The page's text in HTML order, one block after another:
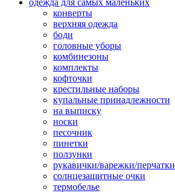
одежда для самых маленьких
конверты
верхняя одежда
боди
головные уборы
комбинезоны
комплекты
кофточки
крестильные наборы
купальные принадлежности
на выписку
носки
песочник
пинетки
ползунки
рукавички/варежки/перчатки
солнцезащитные очки
термобелье